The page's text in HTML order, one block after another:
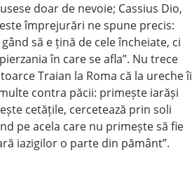
doar de nevoie; Cassius Dio,
împrejurări ne spune precis:
să e țină de cele încheiate, ci
în care se afla”. Nu trece
Traian la Roma că la ureche îi
contra păcii: primește iarăși
cetățile, cercetează prin soli
pe acela care nu primește să fie
iazigilor o parte din pământ”.